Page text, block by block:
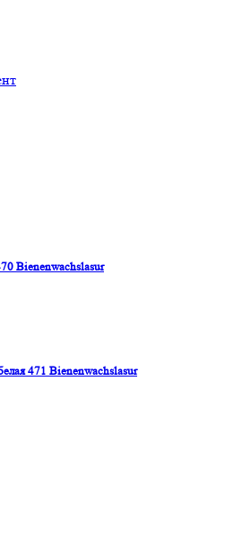
Bienenwachslasur
471 Bienenwachslasur